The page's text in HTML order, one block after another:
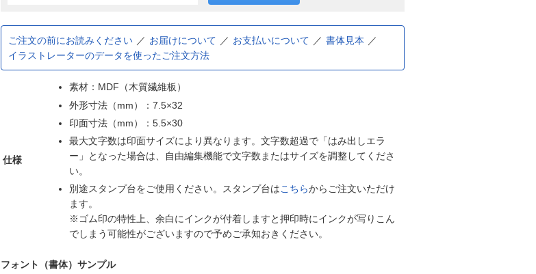
ご注文の前にお読みください お届けについて お支払いについて
書体見本
イラストレーターのデータを使ったご注文方法
仕様
素材：MDF（木質繊維板）
外形寸法（mm）：7.5×32
印面寸法（mm）：5.5×30
最大文字数は印面サイズにより異なります。文字数超過で「はみ出しエラ
ー」となった場合は、自由編集機能で文字数またはサイズを調整してくださ
い。
別途スタンプ台をご使用ください。スタンプ台はこちらからご注文いただけ
ます。
※ゴム印の特性上、余白にインクが付着しますと押印時にインクが写りこん
でしまう可能性がございますので予めご承知おきください。
フォント（書体）サンプル